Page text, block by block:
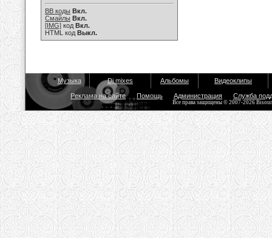
BB коды Вкл.
Смайлы Вкл.
[IMG] код Вкл.
HTML код Выкл.
Музыка Dj mixes Альбомы Видеоклипы
Реклама на сайте Помощь Администрация Служба
Все права защищены © 2007-2026